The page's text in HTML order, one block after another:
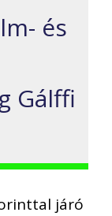
és
Gálffi
járó